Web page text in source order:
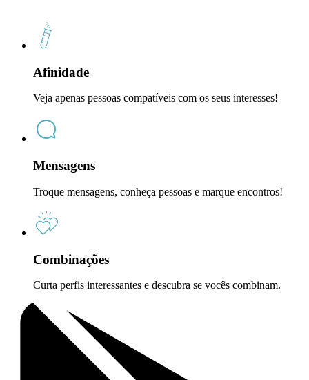
Afinidade
Veja apenas pessoas compatíveis com os seus interesses!
Mensagens
Troque mensagens, conheça pessoas e marque encontros!
Combinações
Curta perfis interessantes e descubra se vocês combinam.